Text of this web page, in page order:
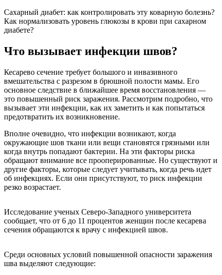
Сахарный диабет: как контролировать эту коварную болезнь?
Как нормализовать уровень глюкозы в крови при сахарном
диабете?
Что вызывает инфекции швов?
Кесарево сечение требует большого и инвазивного
вмешательства с разрезом в брюшной полости мамы. Его
основное следствие в ближайшее время восстановления —
это повышенный риск заражения. Рассмотрим подробно, что
вызывает эти инфекции, как их заметить и как попытаться
предотвратить их возникновение.
Вполне очевидно, что инфекции возникают, когда
окружающие шов ткани или вещи становятся грязными или
когда внутрь попадают бактерии. На эти факторы риска
обращают внимание все прооперированные. Но существуют и
другие факторы, которые следует учитывать, когда речь идет
об инфекциях. Если они присутствуют, то риск инфекции
резко возрастает.
Исследование ученых Северо-Западного университета
сообщает, что от 6 до 11 процентов женщин после кесарева
сечения обращаются к врачу с инфекцией швов.
Среди основных условий повышенной опасности заражения
шва выделяют следующие: